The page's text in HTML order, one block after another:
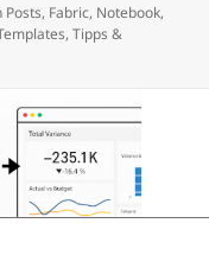
Posts, Fabric, Notebook,
,Tipps &
Power BI Dashboard